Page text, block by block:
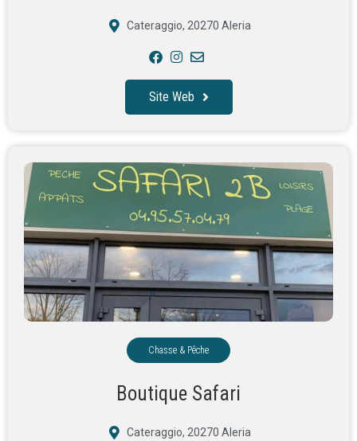
Cateraggio, 20270 Aleria
Site Web
Chasse & Pêche
Boutique Safari
Cateraggio, 20270 Aleria